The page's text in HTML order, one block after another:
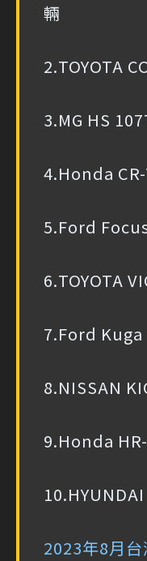
輛
2.TOYOTA
3.MG HS
4.Honda
5.Ford
6.TOYOTA
7.Ford Kuga
8.NISSAN
9.Honda
2023年8月